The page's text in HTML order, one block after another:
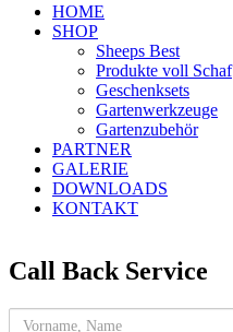
HOME
SHOP
Sheeps Best
Produkte voll Schaf
Geschenksets
Gartenwerkzeuge
Gartenzubehör
PARTNER
GALERIE
DOWNLOADS
KONTAKT
Call Back Service
Name